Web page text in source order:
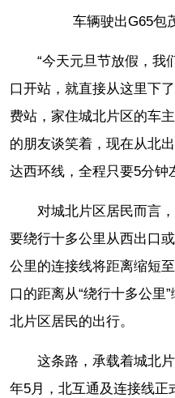
车辆驶出G65包
“今天元旦节放假，我
口开站，就直接从这里下
费站，家住城北片区的车
的朋友谈笑着，现在从北
达西环线，全程只要5分钟
对城北片区居民而言
要绕行十多公里从西出口
公里的连接线将距离缩短
口的距离从“绕行十多公里
北片区居民的出行。
这条路，承载着城北
年5月，北互通及连接线正